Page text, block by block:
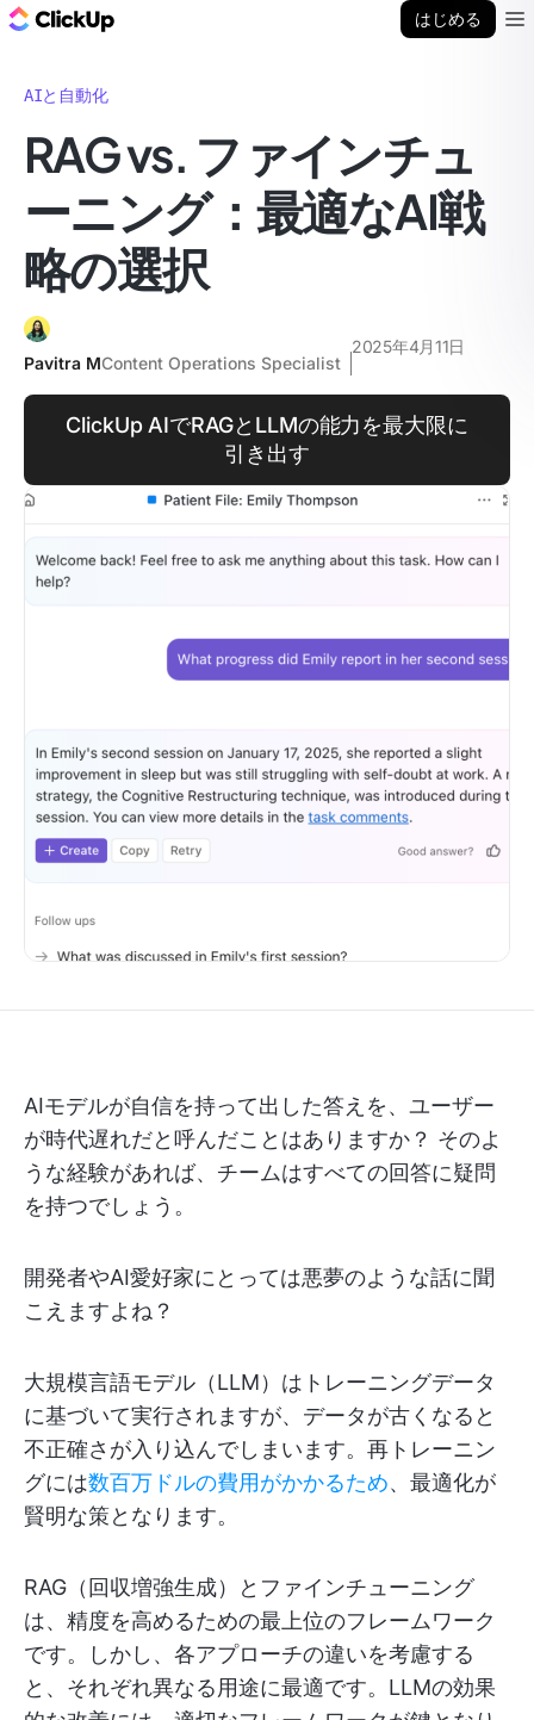
はじめる
AIと自動化
RAG vs. ファインチュ
ーニング：最適なAI戦
略の選択
Pavitra MContent Operations Specialist
2025年4月11日
ClickUp AIでRAGとLLMの能力を最大限に
引き出す
AIモデルが自信を持って出した答えを、ユーザー
が時代遅れだと呼んだことはありますか？ そのよ
うな経験があれば、チームはすべての回答に疑問
を持つでしょう。
開発者やAI愛好家にとっては悪夢のような話に聞
こえますよね？
大規模言語モデル（LLM）はトレーニングデータ
に基づいて実行されますが、データが古くなると
不正確さが入り込んでしまいます。再トレーニン
グには数百万ドルの費用がかかるため、最適化が
賢明な策となります。
RAG（回収増強生成）とファインチューニング
は、精度を高めるための最上位のフレームワーク
です。しかし、各アプローチの違いを考慮する
と、それぞれ異なる用途に最適です。LLMの効果